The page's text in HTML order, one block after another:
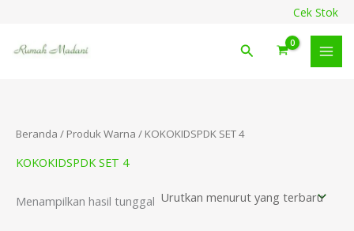
konten
Cek Stok
Cari
Beranda / Produk Warna / KOKOKIDSPDK SET 4
KOKOKIDSPDK SET 4
Menampilkan hasil tunggal